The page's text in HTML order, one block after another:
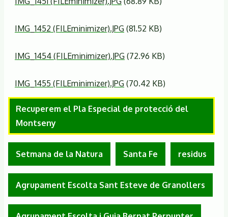
IMG_1452 (FILEminimizer).JPG (81.52 KB)
IMG_1454 (FILEminimizer).JPG (72.96 KB)
IMG_1455 (FILEminimizer).JPG (70.42 KB)
Recuperem el Pla Especial de protecció del
Montseny
Setmana de la Natura Santa Fe residus
Agrupament Escolta Sant Esteve de Granollers